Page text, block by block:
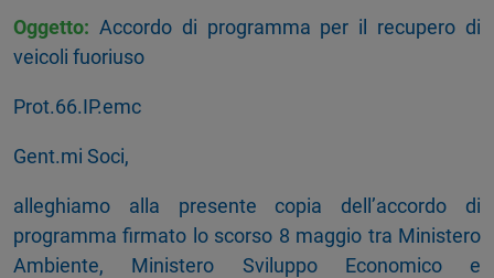
Oggetto: Accordo di programma per il recupero di
veicoli fuoriuso
Prot.66.IP.emc
Gent.mi Soci,
alleghiamo alla presente copia dell’accordo di
programma firmato lo scorso 8 maggio tra Ministero
Ambiente, Ministero Sviluppo Economico e